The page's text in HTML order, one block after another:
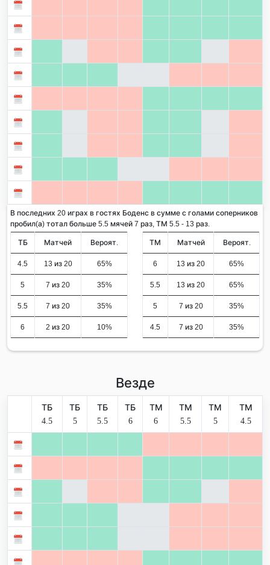
В последних 20 играх в гостях Боденс в сумме с голами соперников
пробил(а) тотал больше 5.5 мячей 7 раз, ТМ 5.5 - 13 раз.
ТБ Матчей Вероят.
4.5 13 из 20 65%
5 7 из 20 35%
5.5 7 из 20 35%
6 2 из 20 10%
ТМ Матчей Вероят.
6 13 из 20 65%
5.5 13 из 20 65%
5 7 из 20 35%
4.5 7 из 20 35%
Везде
ТБ
4.5
ТБ
5
ТБ
5.5
ТБ
6
ТМ
6
ТМ
5.5
ТМ
5
ТМ
4.5